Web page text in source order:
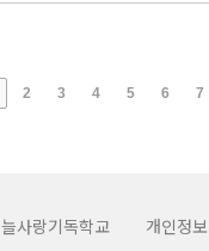
2 3 4 5 6 7
늘사랑기독학교 개인정